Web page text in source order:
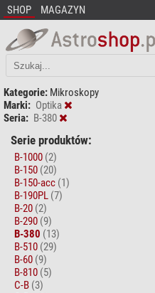
SHOP MAGAZYN
Kategorie: Mikroskopy
Marki: Optika
Seria: B-380
Serie produktów:
B-1000 (2)
B-150 (20)
B-150-acc (1)
B-190PL (7)
B-20 (2)
B-290 (9)
B-380 (13)
B-510 (29)
B-60 (9)
B-810 (5)
C-B (3)